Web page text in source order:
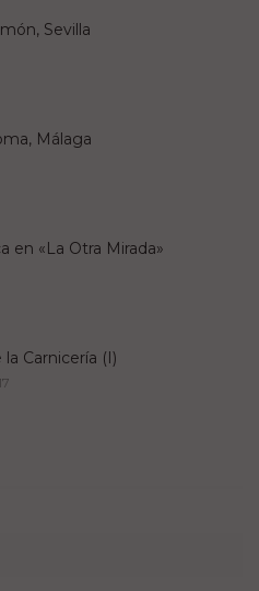
Sevilla
Málaga
en «La Otra Mirada»
Carnicería (I)